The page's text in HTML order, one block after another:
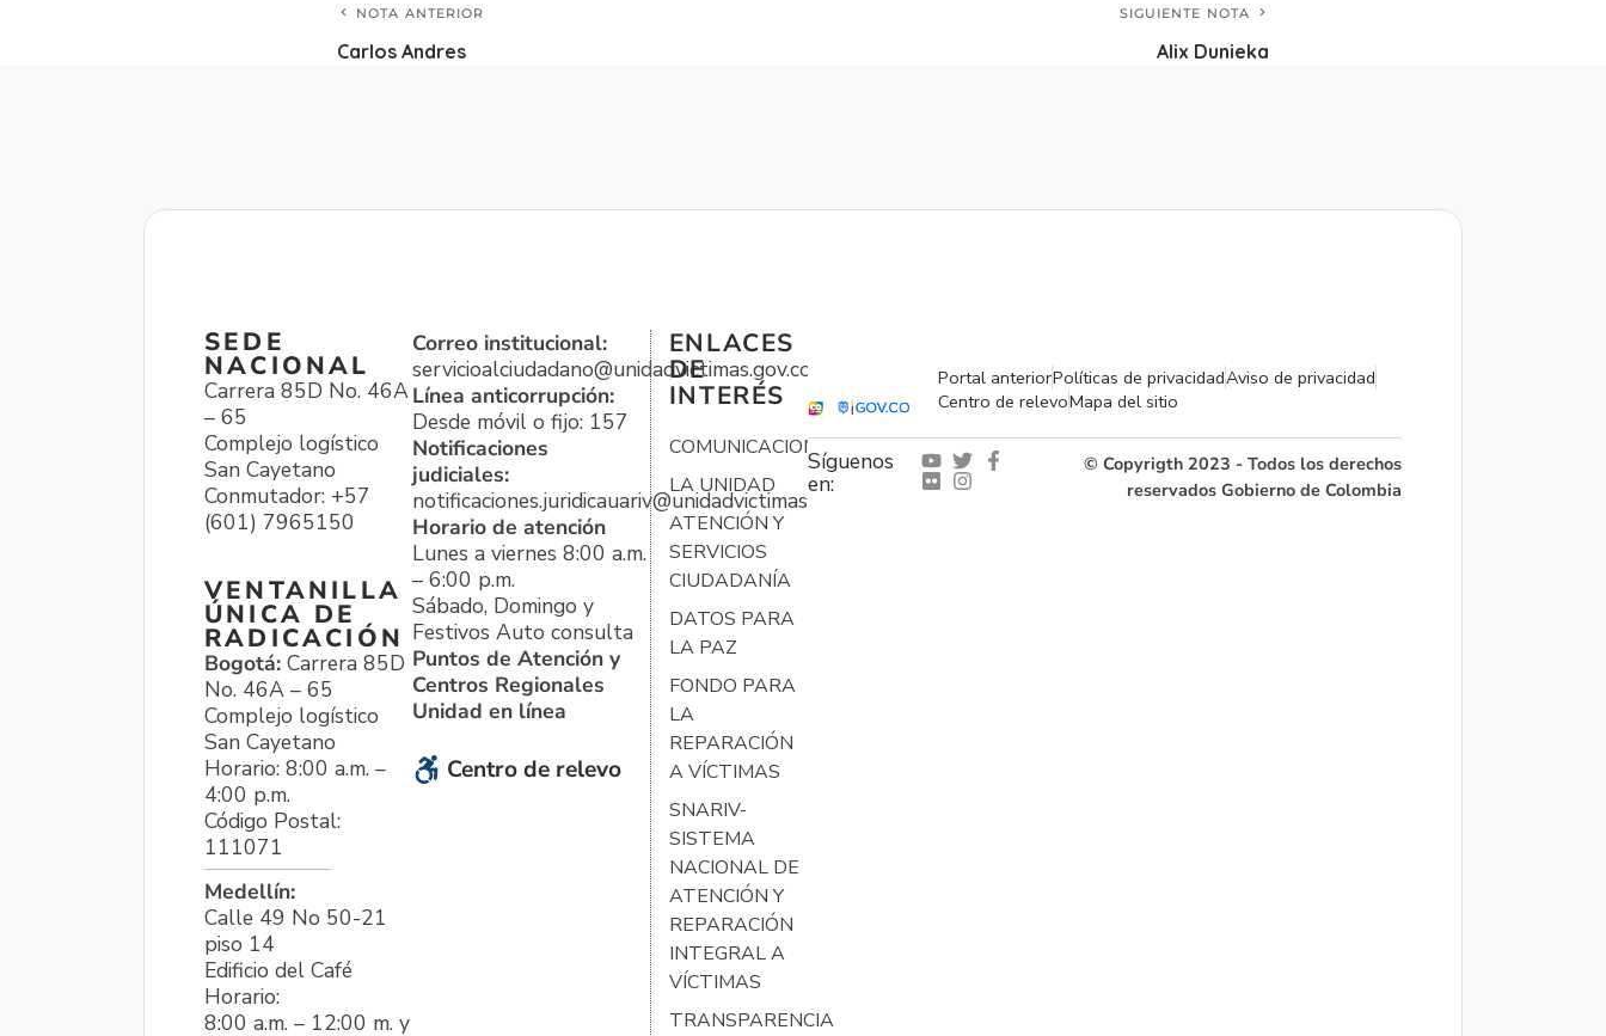
NOTA ANTERIOR
Carlos Andres
SIGUIENTE NOTA
Alix Dunieka
SEDE
NACIONAL
Carrera 85D No. 46A
– 65
Complejo logístico
San Cayetano
Conmutador: +57
(601) 7965150
VENTANILLA
ÚNICA DE
RADICACIÓN
Bogotá: Carrera 85D
No. 46A – 65
Complejo logístico
San Cayetano
Horario: 8:00 a.m. –
4:00 p.m.
Código Postal:
111071
Medellín:
Calle 49 No 50-21
piso 14
Edificio del Café
Horario:
8:00 a.m. – 12:00 m. y
Correo institucional:
servicioalciudadano@unidadvictimas.gov.co
Línea anticorrupción:
Desde móvil o fijo: 157
Notificaciones
judiciales:
notificaciones.juridicauariv@unidadvictimas.gov.co
Horario de atención
Lunes a viernes 8:00 a.m.
– 6:00 p.m.
Sábado, Domingo y
Festivos Auto consulta
Puntos de Atención y
Centros Regionales
Unidad en línea
Centro de relevo
ENLACES
DE
INTERÉS
COMUNICACIONES
LA UNIDAD
ATENCIÓN Y
SERVICIOS
CIUDADANÍA
DATOS PARA
LA PAZ
FONDO PARA
LA
REPARACIÓN
A VÍCTIMAS
SNARIV-
SISTEMA
NACIONAL DE
ATENCIÓN Y
REPARACIÓN
INTEGRAL A
VÍCTIMAS
TRANSPARENCIA
Portal anteriorPolíticas de privacidadAviso de privacidad
Centro de relevoMapa del sitio
Síguenos
en:
© Copyrigth 2023 - Todos los derechos
reservados Gobierno de Colombia